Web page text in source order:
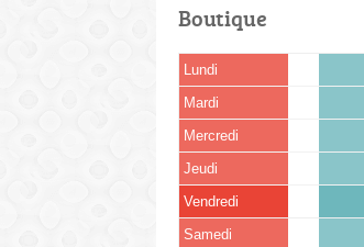
Boutique
Lundi
Mardi
Mercredi
Jeudi
Vendredi
Samedi